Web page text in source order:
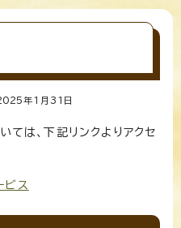
年1月 31 日
は、下記リンクよりアクセ
ビス